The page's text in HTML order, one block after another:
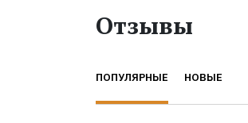
Отзывы
ПОПУЛЯРНЫЕ НОВЫЕ